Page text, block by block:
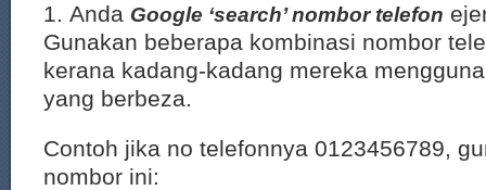
1. Anda Google ‘search’ nombor telefon
Gunakan beberapa kombinasi nombor
kerana kadang-kadang mereka
yang berbeza.
Contoh jika no telefonnya 0123456789,
nombor ini: